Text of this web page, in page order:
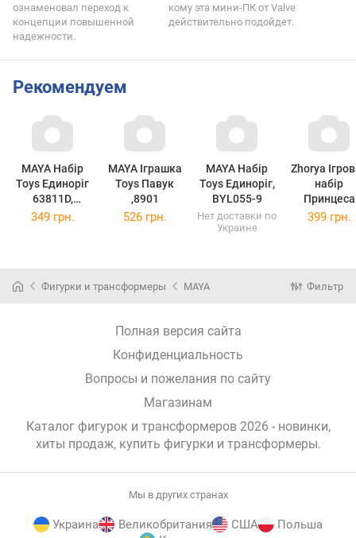
ознаменовал переход к
концепции повышенной
надежности.
кому эта мини-ПК от Valve
действительно подойдет.
Рекомендуем
MAYA Набір
Toys Единоріг
63811D,
63811D
MAYA Іграшка
Toys Павук
,8901
MAYA Набір
Toys Единоріг,
BYL055-9
Zhorya
набір
Принцеса
єдиноріг,
349 грн. 526 грн.
Нет доставки по
Украине
399 грн.
Фигурки и трансформеры MAYA Фильтр
Полная версия сайта
Конфиденциальность
Вопросы и пожелания по сайту
Магазинам
Каталог фигурок и трансформеров 2026 - новинки,
хиты продаж, купить фигурки и трансформеры.
Мы в других странах
Украина Великобритания США
Польша